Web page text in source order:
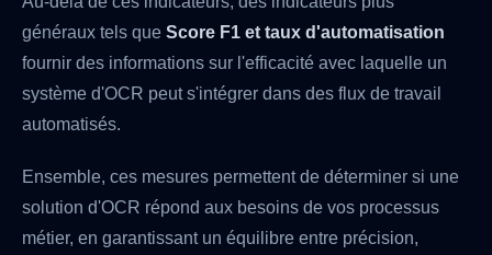
généraux tels que Score F1 et taux d'automatisation
fournir des informations sur l'efficacité avec laquelle un
système d'OCR peut s'intégrer dans des flux de travail
automatisés.
Ensemble, ces mesures permettent de déterminer si une
solution d'OCR répond aux besoins de vos processus
métier, en garantissant un équilibre entre précision,